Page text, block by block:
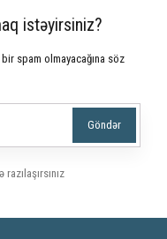
istəyirsiniz?
spam olmayacağına söz